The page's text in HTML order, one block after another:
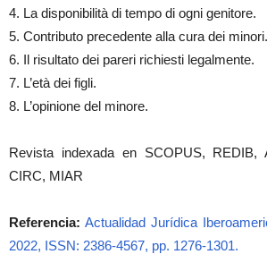
4. La disponibilità di tempo di ogni genitore.
5. Contributo precedente alla cura dei minori.
6. Il risultato dei pareri richiesti legalmente.
7. L’età dei figli.
8. L’opinione del minore.
Revista indexada en SCOPUS, REDIB,
CIRC, MIAR
Referencia: Actualidad Jurídica
2022, ISSN: 2386-4567, pp. 1276-1301.